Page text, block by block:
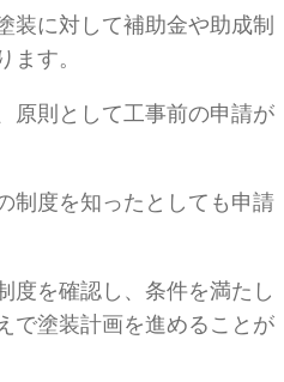
装に対して補助金や助成制
ます。
原則として工事前の申請が
制度を知ったとしても申請
度を確認し、条件を満たし
で塗装計画を進めることが